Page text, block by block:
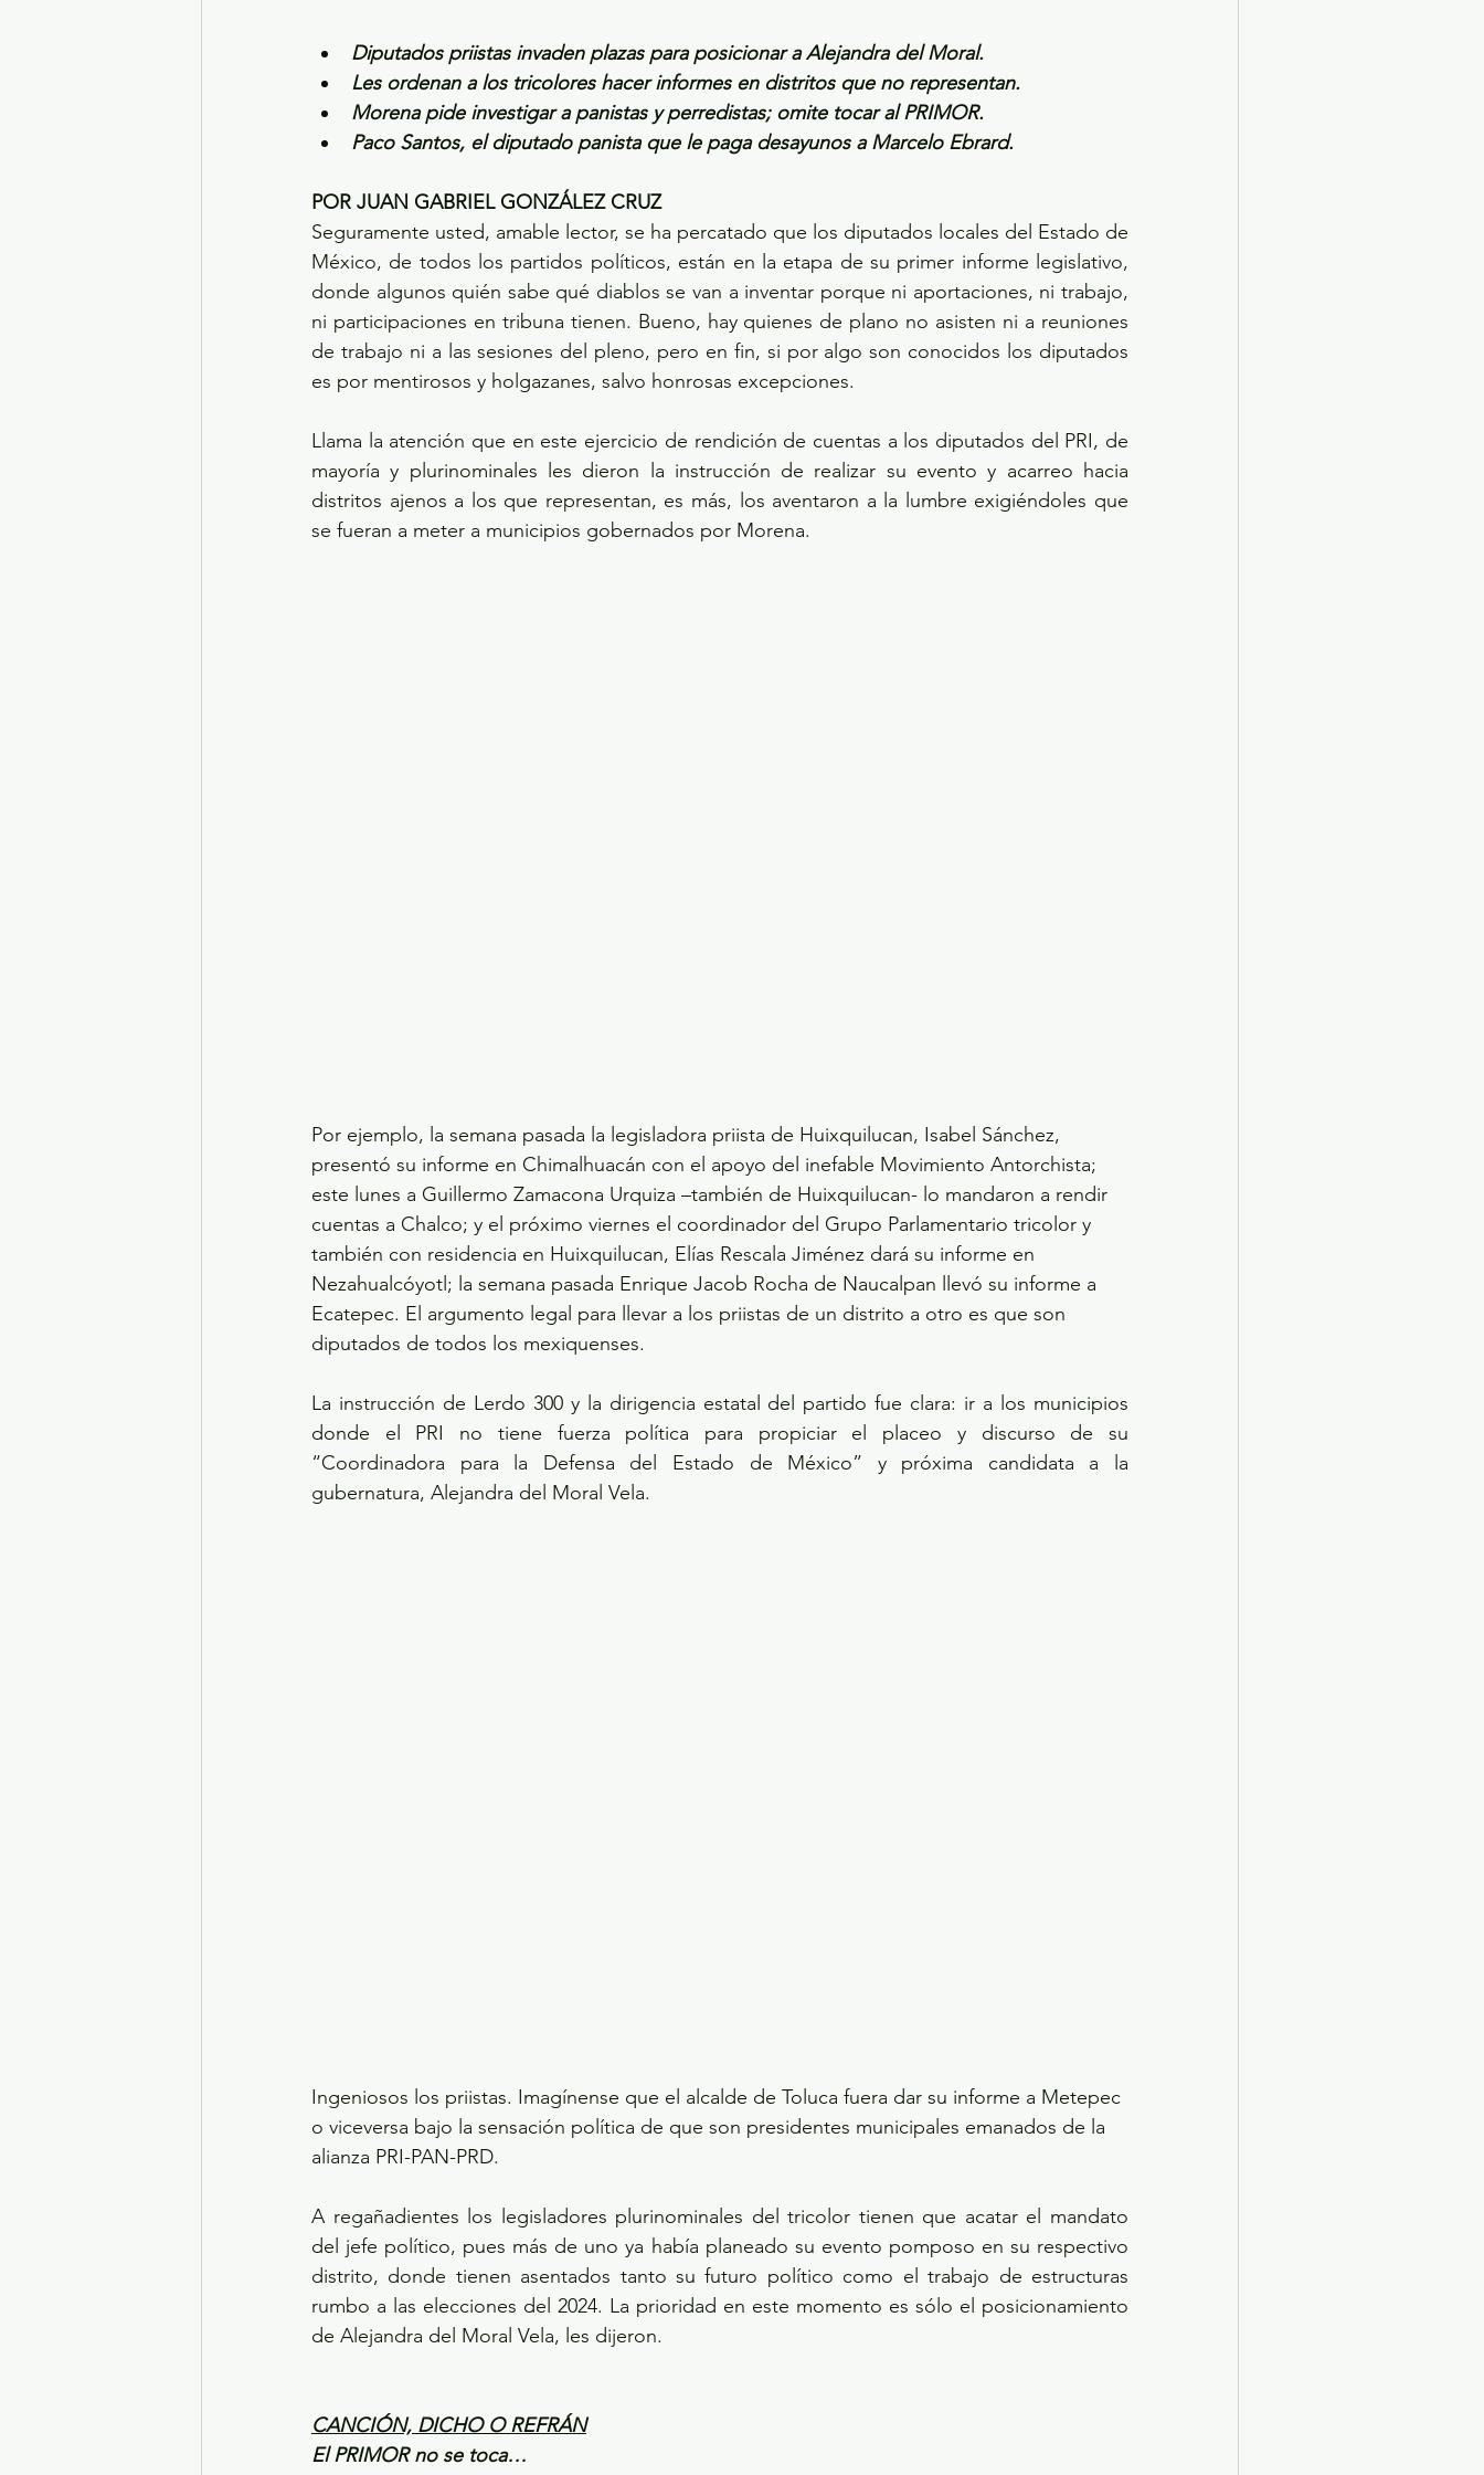
Diputados priistas invaden plazas para posicionar a Alejandra del Moral.
Les ordenan a los tricolores hacer informes en distritos que no representan.
Morena pide investigar a panistas y perredistas; omite tocar al PRIMOR.
Paco Santos, el diputado panista que le paga desayunos a Marcelo Ebrard.
POR JUAN GABRIEL GONZÁLEZ CRUZ
Seguramente usted, amable lector, se ha percatado que los diputados locales del Estado de
México, de todos los partidos políticos, están en la etapa de su primer informe legislativo,
donde algunos quién sabe qué diablos se van a inventar porque ni aportaciones, ni trabajo,
ni participaciones en tribuna tienen. Bueno, hay quienes de plano no asisten ni a reuniones
de trabajo ni a las sesiones del pleno, pero en fin, si por algo son conocidos los diputados
es por mentirosos y holgazanes, salvo honrosas excepciones.
Llama la atención que en este ejercicio de rendición de cuentas a los diputados del PRI, de
mayoría y plurinominales les dieron la instrucción de realizar su evento y acarreo hacia
distritos ajenos a los que representan, es más, los aventaron a la lumbre exigiéndoles que
se fueran a meter a municipios gobernados por Morena.
Por ejemplo, la semana pasada la legisladora priista de Huixquilucan, Isabel Sánchez,
presentó su informe en Chimalhuacán con el apoyo del inefable Movimiento Antorchista;
este lunes a Guillermo Zamacona Urquiza –también de Huixquilucan- lo mandaron a rendir
cuentas a Chalco; y el próximo viernes el coordinador del Grupo Parlamentario tricolor y
también con residencia en Huixquilucan, Elías Rescala Jiménez dará su informe en
Nezahualcóyotl; la semana pasada Enrique Jacob Rocha de Naucalpan llevó su informe a
Ecatepec. El argumento legal para llevar a los priistas de un distrito a otro es que son
diputados de todos los mexiquenses.
La instrucción de Lerdo 300 y la dirigencia estatal del partido fue clara: ir a los municipios
donde el PRI no tiene fuerza política para propiciar el placeo y discurso de su
“Coordinadora para la Defensa del Estado de México” y próxima candidata a la
gubernatura, Alejandra del Moral Vela.
Ingeniosos los priistas. Imagínense que el alcalde de Toluca fuera dar su informe a Metepec
o viceversa bajo la sensación política de que son presidentes municipales emanados de la
alianza PRI-PAN-PRD.
A regañadientes los legisladores plurinominales del tricolor tienen que acatar el mandato
del jefe político, pues más de uno ya había planeado su evento pomposo en su respectivo
distrito, donde tienen asentados tanto su futuro político como el trabajo de estructuras
rumbo a las elecciones del 2024. La prioridad en este momento es sólo el posicionamiento
de Alejandra del Moral Vela, les dijeron.
CANCIÓN, DICHO O REFRÁN
El PRIMOR no se toca…